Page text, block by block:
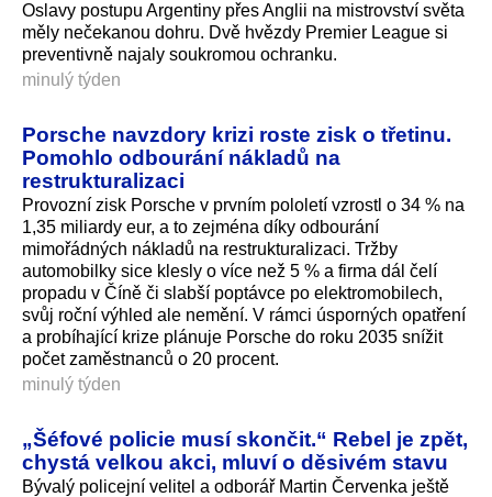
Oslavy postupu Argentiny přes Anglii na mistrovství světa
měly nečekanou dohru. Dvě hvězdy Premier League si
preventivně najaly soukromou ochranku.
minulý týden
Porsche navzdory krizi roste zisk o třetinu.
Pomohlo odbourání nákladů na
restrukturalizaci
Provozní zisk Porsche v prvním pololetí vzrostl o 34 % na
1,35 miliardy eur, a to zejména díky odbourání
mimořádných nákladů na restrukturalizaci. Tržby
automobilky sice klesly o více než 5 % a firma dál čelí
propadu v Číně či slabší poptávce po elektromobilech,
svůj roční výhled ale nemění. V rámci úsporných opatření
a probíhající krize plánuje Porsche do roku 2035 snížit
počet zaměstnanců o 20 procent.
minulý týden
„Šéfové policie musí skončit.“ Rebel je zpět,
chystá velkou akci, mluví o děsivém stavu
Bývalý policejní velitel a odborář Martin Červenka ještě